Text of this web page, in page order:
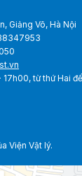
Giảng Võ, Hà Nội
17h00, từ thứ Hai
Viện Vật lý.